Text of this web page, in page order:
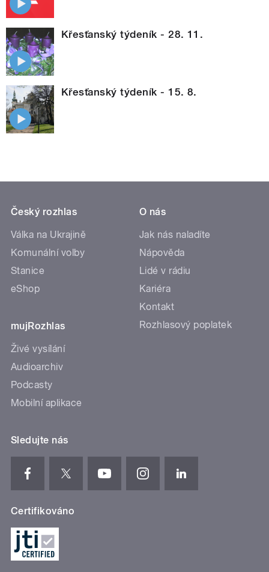
Křesťanský týdeník - 28. 11.
Křesťanský týdeník - 15. 8.
Český rozhlas
Válka na Ukrajině
Komunální volby
Stanice
eShop
mujRozhlas
Živé vysílání
Audioarchiv
Podcasty
Mobilní aplikace
O nás
Jak nás naladíte
Nápověda
Lidé v rádiu
Kariéra
Kontakt
Rozhlasový poplatek
Sledujte nás
Certifikováno